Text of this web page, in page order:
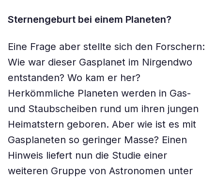
Sternengeburt bei einem Planeten?
Eine Frage aber stellte sich den Forschern:
Wie war dieser Gasplanet im Nirgendwo
entstanden? Wo kam er her?
Herkömmliche Planeten werden in Gas-
und Staubscheiben rund um ihren jungen
Heimatstern geboren. Aber wie ist es mit
Gasplaneten so geringer Masse? Einen
Hinweis liefert nun die Studie einer
weiteren Gruppe von Astronomen unter